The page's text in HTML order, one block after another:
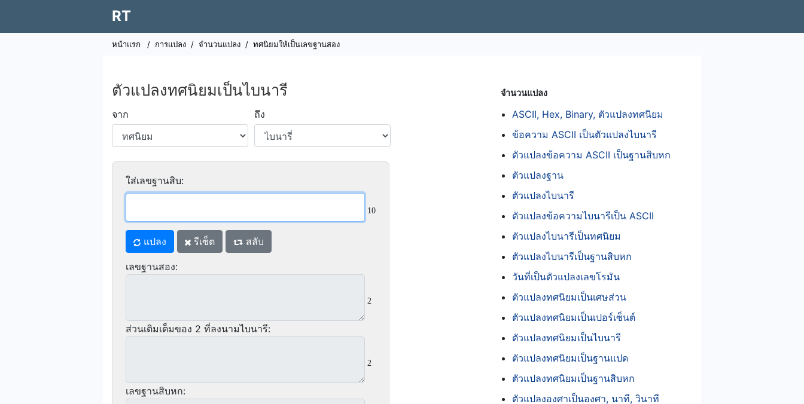
RT
หน้าแรก / การแปลง / จำนวนแปลง / ทศนิยมให้เป็นเลขฐานสอง
ตัวแปลงทศนิยมเป็นไบนารี
จาก ถึง
ใส่เลขฐานสิบ:
10
แปลง รีเซ็ต สลับ
เลขฐานสอง:
2
ส่วนเติมเต็มของ 2 ที่ลงนามไบนารี:
2
เลขฐานสิบหก:
จำนวนแปลง
ASCII, Hex, Binary, ตัวแปลงทศนิยม
ข้อความ ASCII เป็นตัวแปลงไบนารี
ตัวแปลงข้อความ ASCII เป็นฐานสิบหก
ตัวแปลงฐาน
ตัวแปลงไบนารี
ตัวแปลงข้อความไบนารีเป็น ASCII
ตัวแปลงไบนารีเป็นทศนิยม
ตัวแปลงไบนารีเป็นฐานสิบหก
วันที่เป็นตัวแปลงเลขโรมัน
ตัวแปลงทศนิยมเป็นเศษส่วน
ตัวแปลงทศนิยมเป็นเปอร์เซ็นต์
ตัวแปลงทศนิยมเป็นไบนารี
ตัวแปลงทศนิยมเป็นฐานแปด
ตัวแปลงทศนิยมเป็นฐานสิบหก
ตัวแปลงองศาเป็นองศา, นาที, วินาที